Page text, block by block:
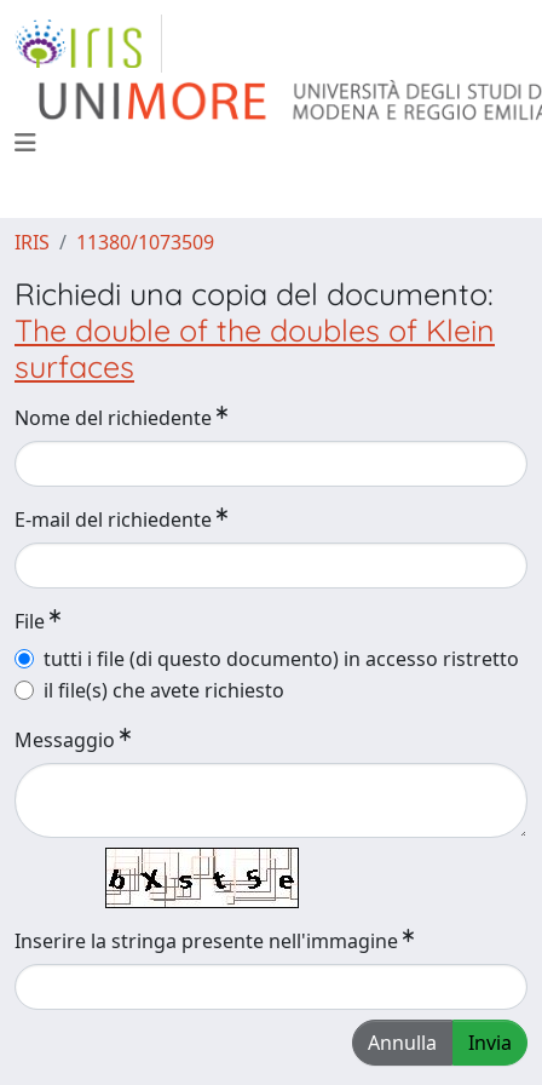
IRIS 11380/1073509
Richiedi una copia del documento:
The double of the doubles of Klein
surfaces
Nome del richiedente
E-mail del richiedente
File
tutti i file (di questo documento) in accesso ristretto
il file(s) che avete richiesto
Messaggio
Inserire la stringa presente nell'immagine
Annulla Invia